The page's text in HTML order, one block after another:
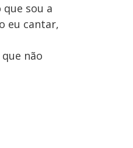
sou a
eu cantar,
não